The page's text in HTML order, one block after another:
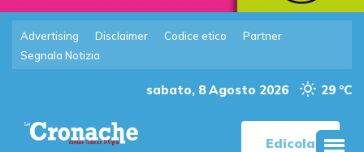
Advertising Disclaimer Codice etico
Partner
Segnala Notizia
sabato, 8 Agosto 2026 29 °C
Edicola